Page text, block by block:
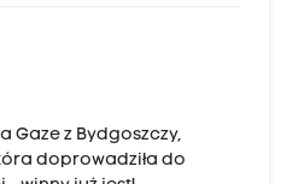
Gaze z Bydgoszczy,
doprowadziła do